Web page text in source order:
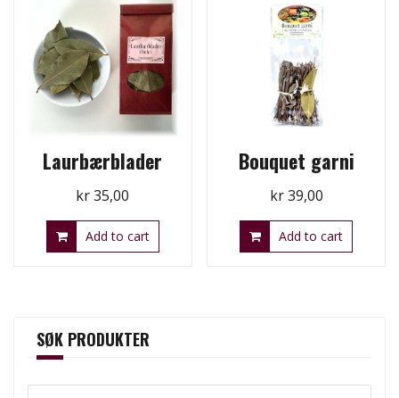
Laurbærblader
kr35,00
Add to cart
Bouquet garni
kr39,00
Add to cart
SØK PRODUKTER